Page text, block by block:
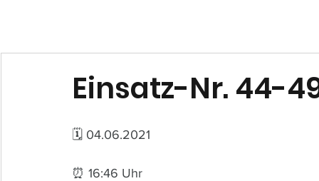
Einsatz-Nr. 44-
🗓 04.06.2021
⏰ 16:46 Uhr